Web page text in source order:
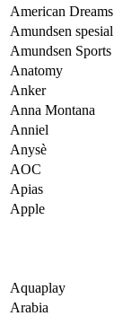
American Dreams
Amundsen spesial
Amundsen Sports
Anatomy
Anker
Anna Montana
Anniel
Anysè
AOC
Apias
Apple
Aquaplay
Arabia